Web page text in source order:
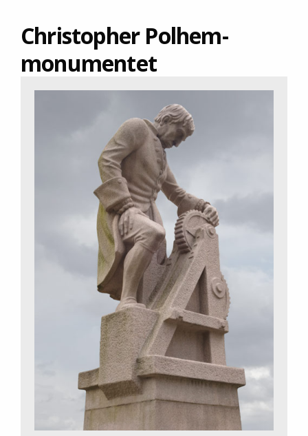
Christopher Polhem­
monumentet